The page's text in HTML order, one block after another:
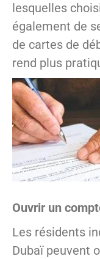
lesquelles
également de
de cartes de
rend plus
Ouvrir un
Les résidents
Dubaï peuvent